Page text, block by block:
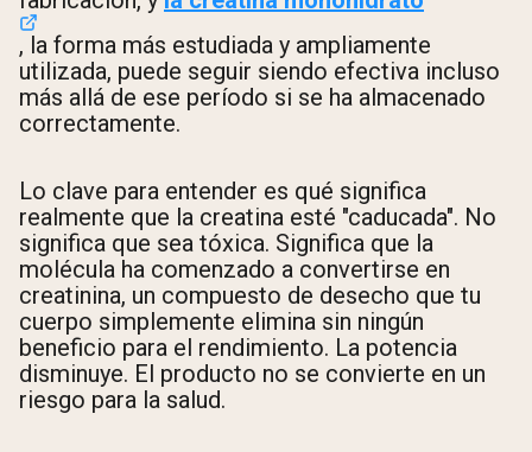
, la forma más estudiada y ampliamente
utilizada, puede seguir siendo efectiva incluso
más allá de ese período si se ha almacenado
correctamente.
Lo clave para entender es qué significa
realmente que la creatina esté "caducada". No
significa que sea tóxica. Significa que la
molécula ha comenzado a convertirse en
creatinina, un compuesto de desecho que tu
cuerpo simplemente elimina sin ningún
beneficio para el rendimiento. La potencia
disminuye. El producto no se convierte en un
riesgo para la salud.